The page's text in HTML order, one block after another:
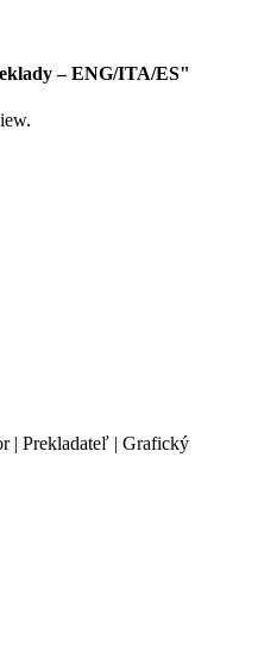
– ENG/ITA/ES"
| Prekladateľ | Grafický